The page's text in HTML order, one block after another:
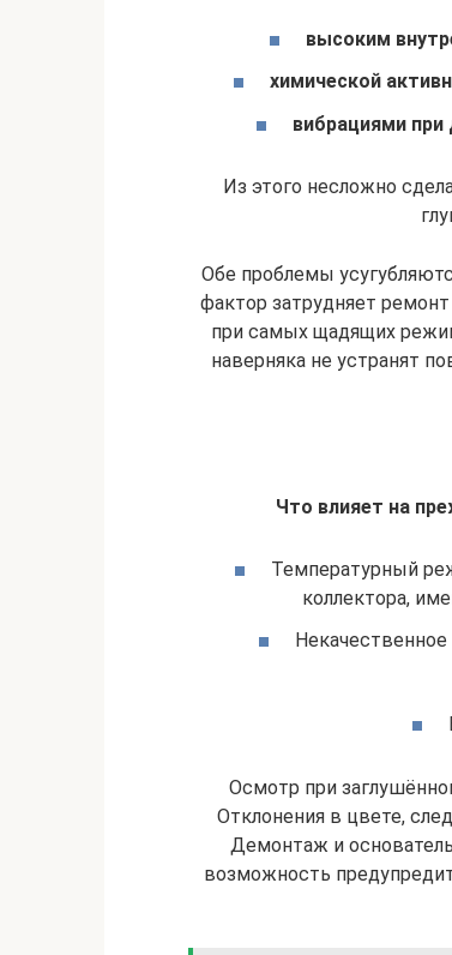
высоким
химической
вибрациями
Из этого несложно
Обе проблемы
фактор затрудняет
при самых щадящих
наверняка не устранят
Что влияет на
Температурный
коллектора,
Некачественное
Осмотр при
Отклонения в цвете,
Демонтаж и
возможность